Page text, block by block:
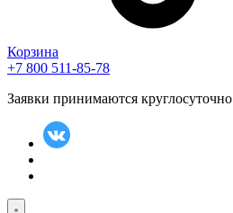
Корзина
+7 800 511-85-78
Заявки принимаются круглосуточно